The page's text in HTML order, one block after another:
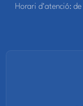
Horari d'atenció: